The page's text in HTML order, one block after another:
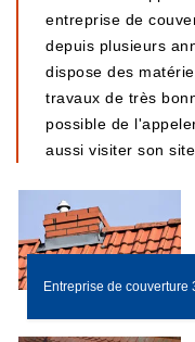
entreprise de
depuis plusieurs
dispose des
travaux de très
possible de
aussi visiter son site
Entreprise de couverture